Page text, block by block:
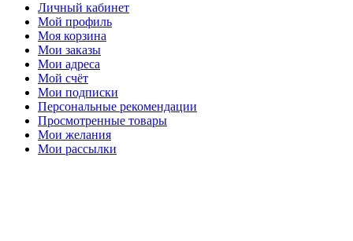
Личный кабинет
Мой профиль
Моя корзина
Мои заказы
Мои адреса
Мой счёт
Мои подписки
Персональные рекомендации
Просмотренные товары
Мои желания
Мои рассылки